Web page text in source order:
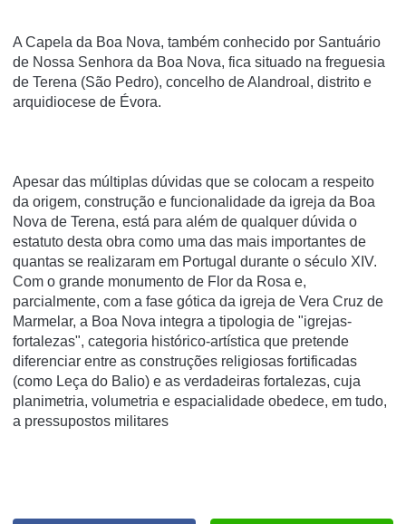
A Capela da Boa Nova, também conhecido por Santuário
de Nossa Senhora da Boa Nova, fica situado na freguesia
de Terena (São Pedro), concelho de Alandroal, distrito e
arquidiocese de Évora.
Apesar das múltiplas dúvidas que se colocam a respeito
da origem, construção e funcionalidade da igreja da Boa
Nova de Terena, está para além de qualquer dúvida o
estatuto desta obra como uma das mais importantes de
quantas se realizaram em Portugal durante o século XIV.
Com o grande monumento de Flor da Rosa e,
parcialmente, com a fase gótica da igreja de Vera Cruz de
Marmelar, a Boa Nova integra a tipologia de "igrejas-
fortalezas", categoria histórico-artística que pretende
diferenciar entre as construções religiosas fortificadas
(como Leça do Balio) e as verdadeiras fortalezas, cuja
planimetria, volumetria e espacialidade obedece, em tudo,
a pressupostos militares